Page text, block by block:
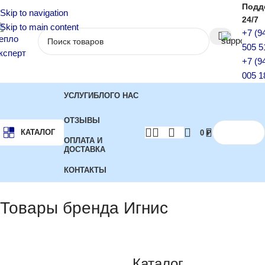
Skip to navigation
Skip to main content
24/7
+7
505
+7
005
КАТАЛОГ
УСЛУГИБЛОГО НАС
ОТЗЫВЫ
ОПЛАТА И
ДОСТАВКА
КОНТАКТЫ
0 ₽
Товары бренда Игнис